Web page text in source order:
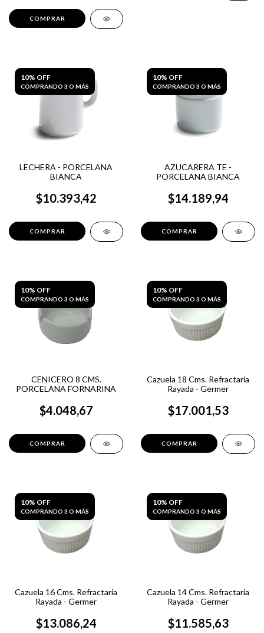
10% OFF
COMPRANDO 3 O MÁS
LECHERA - PORCELANA
BIANCA
$10.393,42
10% OFF
COMPRANDO 3 O MÁS
AZUCARERA TE -
PORCELANA BIANCA
$14.189,94
10% OFF
COMPRANDO 3 O MÁS
CENICERO 8 CMS.
PORCELANA FORNARINA
$4.048,67
10% OFF
COMPRANDO 3 O MÁS
Cazuela 18 Cms. Refractaria
Rayada - Germer
$17.001,53
10% OFF
COMPRANDO 3 O MÁS
Cazuela 16 Cms. Refractaria
Rayada - Germer
$13.086,24
10% OFF
COMPRANDO 3 O MÁS
Cazuela 14 Cms. Refractaria
Rayada - Germer
$11.585,63